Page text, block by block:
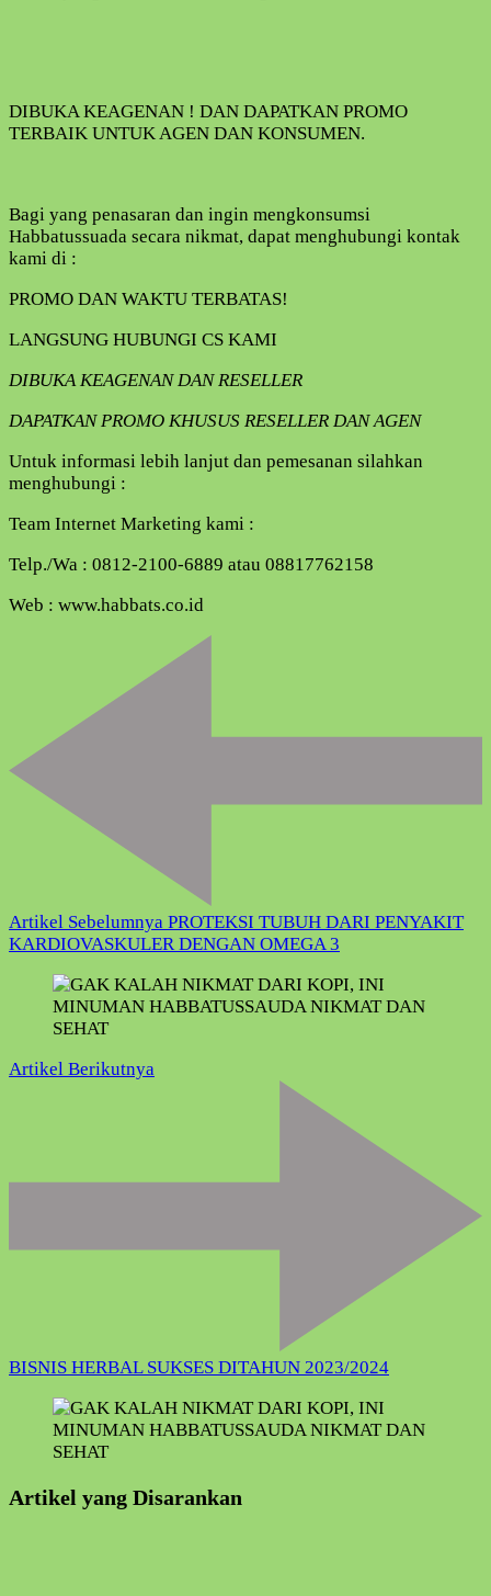
DIBUKA KEAGENAN ! DAN DAPATKAN PROMO
TERBAIK UNTUK AGEN DAN KONSUMEN.
Bagi yang penasaran dan ingin mengkonsumsi
Habbatussuada secara nikmat, dapat menghubungi kontak
kami di :
PROMO DAN WAKTU TERBATAS!
LANGSUNG HUBUNGI CS KAMI
DIBUKA KEAGENAN DAN RESELLER
DAPATKAN PROMO KHUSUS RESELLER DAN AGEN
Untuk informasi lebih lanjut dan pemesanan silahkan
menghubungi :
Team Internet Marketing kami :
Telp./Wa : 0812-2100-6889 atau 08817762158
Web : www.habbats.co.id
Artikel Sebelumnya PROTEKSI TUBUH DARI PENYAKIT
KARDIOVASKULER DENGAN OMEGA 3
Artikel Berikutnya
BISNIS HERBAL SUKSES DITAHUN 2023/2024
Artikel yang Disarankan